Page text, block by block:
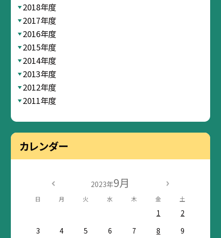
2018年度
2017年度
2016年度
2015年度
2014年度
2013年度
2012年度
2011年度
カレンダー
2023年9月
日 月 火 水 木 金 土
1
2
3
4 5 6 7 8
9